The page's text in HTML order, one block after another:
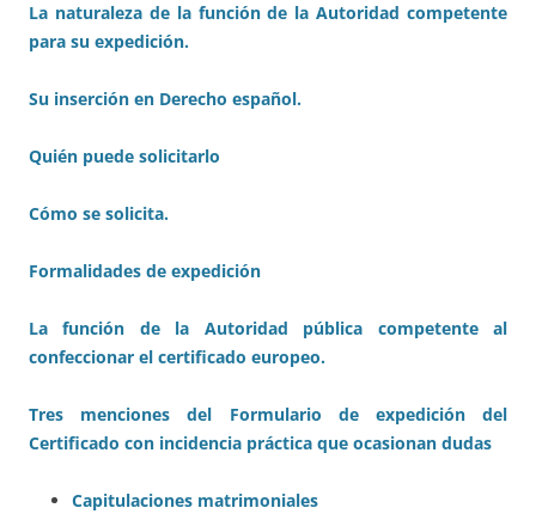
La naturaleza de la función de la Autoridad competente
para su expedición.
Su inserción en Derecho español.
Quién puede solicitarlo
Cómo se solicita.
Formalidades de expedición
La función de la Autoridad pública competente al
confeccionar el certificado europeo.
Tres menciones del Formulario de expedición del
Certificado con incidencia práctica que ocasionan dudas
Capitulaciones matrimoniales